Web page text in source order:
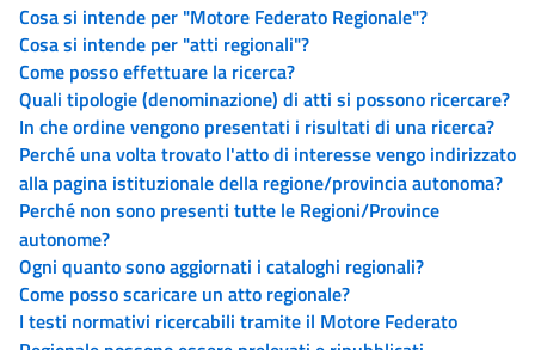
Cosa si intende per "Motore Federato Regionale"?
Cosa si intende per "atti regionali"?
Come posso effettuare la ricerca?
Quali tipologie (denominazione) di atti si possono ricercare?
In che ordine vengono presentati i risultati di una ricerca?
Perché una volta trovato l'atto di interesse vengo indirizzato
alla pagina istituzionale della regione/provincia autonoma?
Perché non sono presenti tutte le Regioni/Province
autonome?
Ogni quanto sono aggiornati i cataloghi regionali?
Come posso scaricare un atto regionale?
I testi normativi ricercabili tramite il Motore Federato